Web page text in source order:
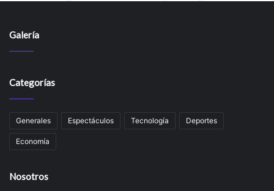
Galería
Categorías
Generales Espectáculos Tecnología Deportes
Economía
Nosotros